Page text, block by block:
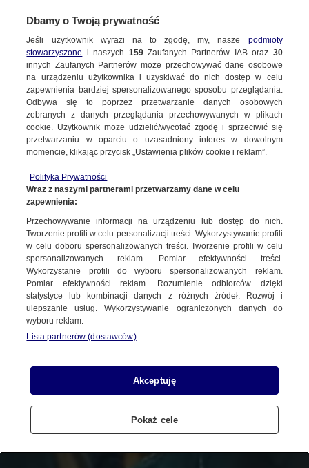
Dbamy o Twoją prywatność
Jeśli użytkownik wyrazi na to zgodę, my, nasze podmioty
stowarzyszone i naszych 159Zaufanych Partnerów IAB oraz 30
innych Zaufanych Partnerów może przechowywać dane osobowe
na urządzeniu użytkownika i uzyskiwać do nich dostęp w celu
zapewnienia bardziej spersonalizowanego sposobu przeglądania.
Odbywa się to poprzez przetwarzanie danych osobowych
zebranych z danych przeglądania przechowywanych w plikach
cookie. Użytkownik może udzielić/wycofać zgodę i sprzeciwić się
przetwarzaniu w oparciu o uzasadniony interes w dowolnym
momencie, klikając przycisk „Ustawienia plików cookie i reklam”.
Polityka Prywatności
Wraz z naszymi partnerami przetwarzamy dane w celu
zapewnienia:
Przechowywanie informacji na urządzeniu lub dostęp do nich.
Tworzenie profili w celu personalizacji treści. Wykorzystywanie profili
w celu doboru spersonalizowanych treści. Tworzenie profili w celu
spersonalizowanych reklam. Pomiar efektywności treści.
Wykorzystanie profili do wyboru spersonalizowanych reklam.
Pomiar efektywności reklam. Rozumienie odbiorców dzięki
statystyce lub kombinacji danych z różnych źródeł. Rozwój i
ulepszanie usług. Wykorzystywanie ograniczonych danych do
wyboru reklam.
Lista partnerów (dostawców)
Akceptuję
Pokaż cele